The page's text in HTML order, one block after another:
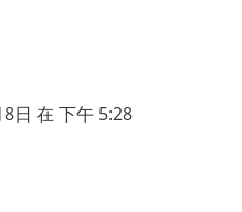
日 在 下午 5:28